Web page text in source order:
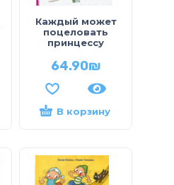
Каждый может
поцеловать
принцессу
64.90₪
В корзину